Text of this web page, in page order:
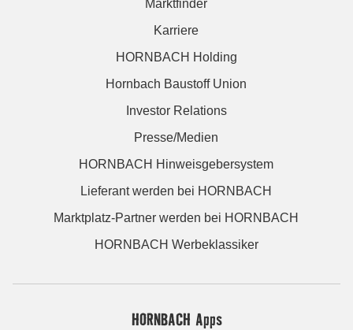
Marktfinder
Karriere
HORNBACH Holding
Hornbach Baustoff Union
Investor Relations
Presse/Medien
HORNBACH Hinweisgebersystem
Lieferant werden bei HORNBACH
Marktplatz-Partner werden bei HORNBACH
HORNBACH Werbeklassiker
HORNBACH Apps